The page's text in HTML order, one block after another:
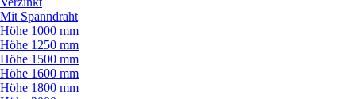
Mit Spanndraht
Höhe 1000 mm
Höhe 1250 mm
Höhe 1500 mm
Höhe 1600 mm
Höhe 1800 mm